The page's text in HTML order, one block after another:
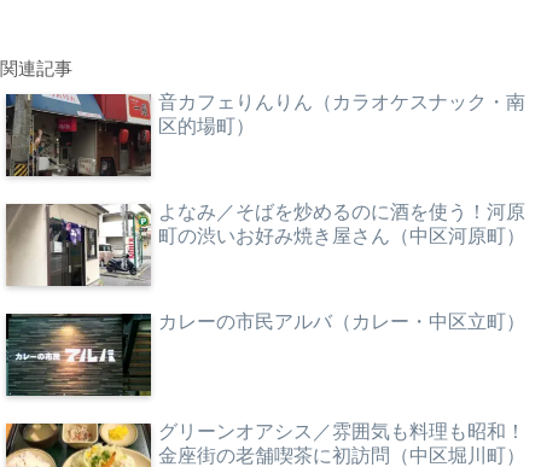
関連記事
音カフェりんりん（カラオケスナック・南
区的場町）
よなみ／そばを炒めるのに酒を使う！河原
町の渋いお好み焼き屋さん（中区河原町）
カレーの市民アルバ（カレー・中区立町）
グリーンオアシス／雰囲気も料理も昭和！
金座街の老舗喫茶に初訪問（中区堀川町）